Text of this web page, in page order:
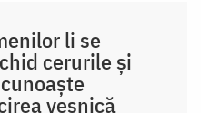
li se
cerurile și
veșnică